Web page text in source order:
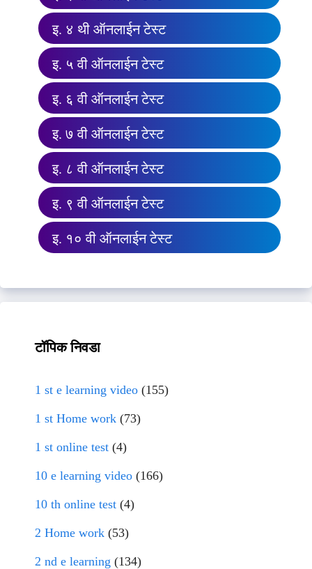
इ. ४ थी ऑनलाईन टेस्ट
इ. ५ वी ऑनलाईन टेस्ट
इ. ६ वी ऑनलाईन टेस्ट
इ. ७ वी ऑनलाईन टेस्ट
इ. ८ वी ऑनलाईन टेस्ट
इ. ९ वी ऑनलाईन टेस्ट
इ. १० वी ऑनलाईन टेस्ट
टॉपिक निवडा
1 st e learning video (155)
1 st Home work (73)
1 st online test (4)
10 e learning video (166)
10 th online test (4)
2 Home work (53)
2 nd e learning (134)